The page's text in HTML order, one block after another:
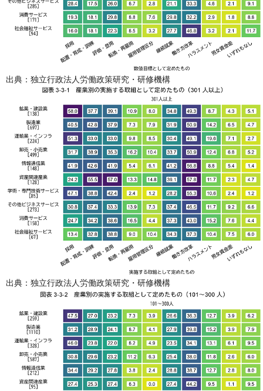
出典：独立行政法人労働政策研究・研修機構
出典：独立行政法人労働政策研究・研修機構